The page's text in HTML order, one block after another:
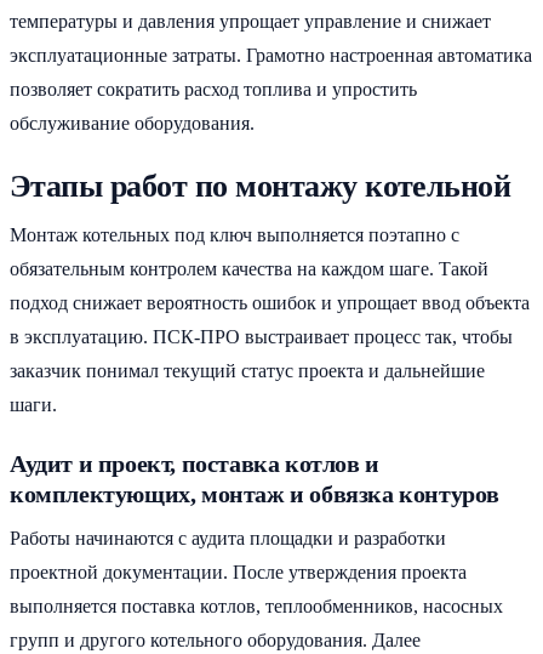
температуры и давления упрощает управление и снижает
эксплуатационные затраты. Грамотно настроенная автоматика
позволяет сократить расход топлива и упростить
обслуживание оборудования.
Этапы работ по монтажу котельной
Монтаж котельных под ключ выполняется поэтапно с
обязательным контролем качества на каждом шаге. Такой
подход снижает вероятность ошибок и упрощает ввод объекта
в эксплуатацию. ПСК-ПРО выстраивает процесс так, чтобы
заказчик понимал текущий статус проекта и дальнейшие
шаги.
Аудит и проект, поставка котлов и
комплектующих, монтаж и обвязка контуров
Работы начинаются с аудита площадки и разработки
проектной документации. После утверждения проекта
выполняется поставка котлов, теплообменников, насосных
групп и другого котельного оборудования. Далее